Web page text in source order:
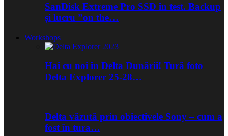
SanDisk Extreme Pro SSD în test. Backup
și lucru ”on the…
Workshops
Hai cu noi în Delta Dunării! Tură foto
Delta Explorer 25-28…
Delta văzută prin obiectivele Sony – cum a
fost în tura…